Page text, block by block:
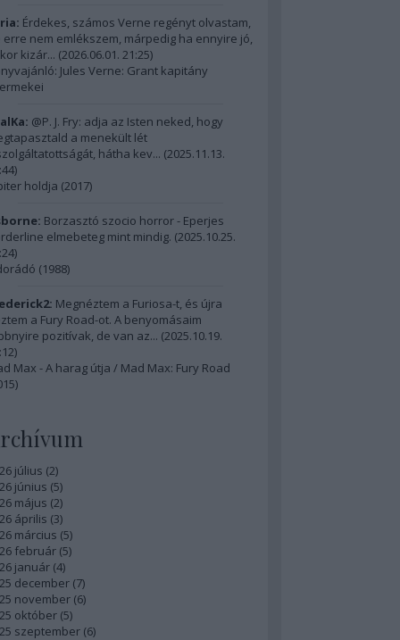
Érdekes, számos Verne regényt olvastam,
erre nem emlékszem, márpedig ha ennyire jó,
kizár... (2026.06.01. 21:25)
Jules Verne: Grant kapitány
@P. J. Fry: adja az Isten neked, hogy
a menekült lét
hátha kev... (2025.11.13.
)
holdja (2017)
Borzasztó szocio horror - Eperjes
elmebeteg mint mindig. (2025.10.25.
)
(1988)
Megnéztem a Furiosa-t, és újra
a Fury Road-ot. A benyomásaim
pozitívak, de van az... (2025.10.19.
)
Max - A harag útja / Mad Max: Fury Road
július (2)
június (5)
május (2)
április (3)
március (5)
február (5)
január (4)
december (7)
november (6)
október (5)
szeptember (6)